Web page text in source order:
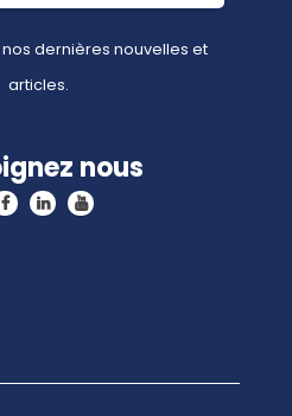
dernières nouvelles et
articles.
nous